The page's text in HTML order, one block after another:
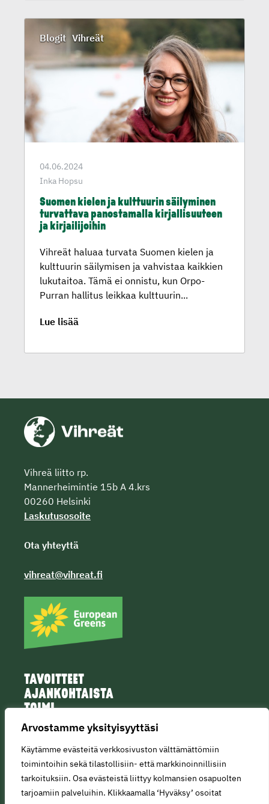
Arvostamme yksityisyyttäsi
Käytämme evästeitä verkkosivuston välttämättömiin
toimintoihin sekä tilastollisiin- että markkinoinnillisiin
tarkoituksiin. Osa evästeistä liittyy kolmansien osapuolten
tarjoamiin palveluihin. Klikkaamalla ‘Hyväksy’ osoitat
04.06.2024
Inka Hopsu
Suomen kielen ja kulttuurin säilyminen
turvattava panosta­malla kirjalli­suu­teen
ja kirjaili­joihin
Vihreät haluaa turvata Suomen kielen ja
kulttuurin säilymisen ja vahvistaa kaikkien
lukutaitoa. Tämä ei onnistu, kun Orpo-
Purran hallitus leikkaa kulttuurin...
Lue lisää
Blogit Vihreät
Vihreä liitto rp.
Mannerheimintie 15b A 4.krs
00260 Helsinki
Laskutusosoite
Ota yhteyttä
vihreat@vihreat.fi
TAVOITTEET
AJANKOHTAISTA
TOIMI
IHMISET
© Copyright 2025 • All rights reserved.